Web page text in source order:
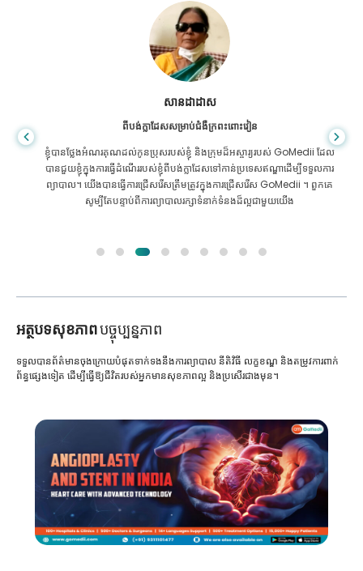
សានដាដាស
ពីបង់ក្លាដែសសម្រាប់ជំងឺក្រពះពោះវៀន
ខ្ញុំបានថ្លែងអំណរគុណដល់កូនប្រុសរបស់ខ្ញុំ និងក្រុមដ៏អស្ចារ្យរបស់ GoMedii ដែល
បានជួយខ្ញុំក្នុងការធ្វើដំណើររបស់ខ្ញុំពីបង់ក្លាដែសទៅកាន់ប្រទេសឥណ្ឌាដើម្បីទទួលការ
ព្យាបាល។ យើងបានធ្វើការជ្រើសរើសត្រឹមត្រូវក្នុងការជ្រើសរើស GoMedii ។ ពួកគេ
សូម្បីតែបន្ទាប់ពីការព្យាបាលរក្សាទំនាក់ទំនងដ៏ល្អជាមួយយើង
អត្ថបទសុខភាពបច្ចុប្បន្នភាព
ទទួលបានព័ត៌មានចុងក្រោយបំផុតទាក់ទងនឹងការព្យាបាល នីតិវិធី លក្ខខណ្ឌ និងតម្រូវការពាក់
ព័ន្ធផ្សេងទៀត ដើម្បីធ្វើឱ្យជីវិតរបស់អ្នកមានសុខភាពល្អ និងប្រសើរជាងមុន។